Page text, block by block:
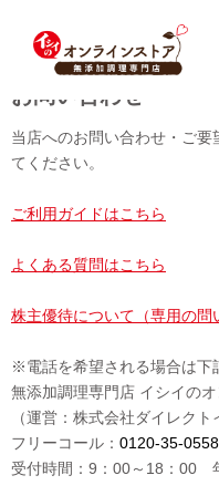
お問い合わせ
当店へのお問い合わせ・ご
てください。
ご利用ガイドはこちら
よくある質問はこちら
株主優待について（専用の問
※電話を希望される場合は下
無添加調理専門店 イシイの
（運営：株式会社ダイレクト
フリーコール： 0120-35-0558
受付時間：9：00～18：00